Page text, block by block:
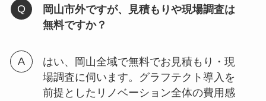
岡山市外ですが、見積もりや現場調査は
無料ですか？
はい、岡山全域で無料でお見積もり・現
場調査に伺います。グラフテクト導入を
前提としたリノベーション全体の費用感